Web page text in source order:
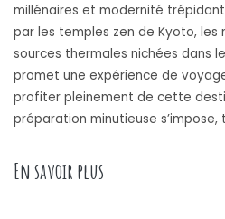
millénaires et modernité
par les temples zen de Kyoto, les
sources thermales nichées dans
promet une expérience de
profiter pleinement de cette
préparation minutieuse s’impose,
En savoir plus